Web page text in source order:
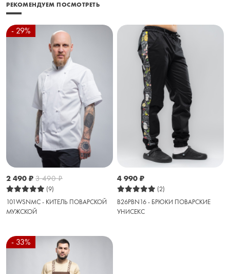
РЕКОМЕНДУЕМ ПОСМОТРЕТЬ
- 29%
2 490 ₽ 3 490₽
(9)
101WSNMC - КИТЕЛЬ ПОВАРСКОЙ
МУЖСКОЙ
4 990 ₽
(2)
B26PBN16 - БРЮКИ ПОВАРСКИЕ
УНИСЕКС
- 33%